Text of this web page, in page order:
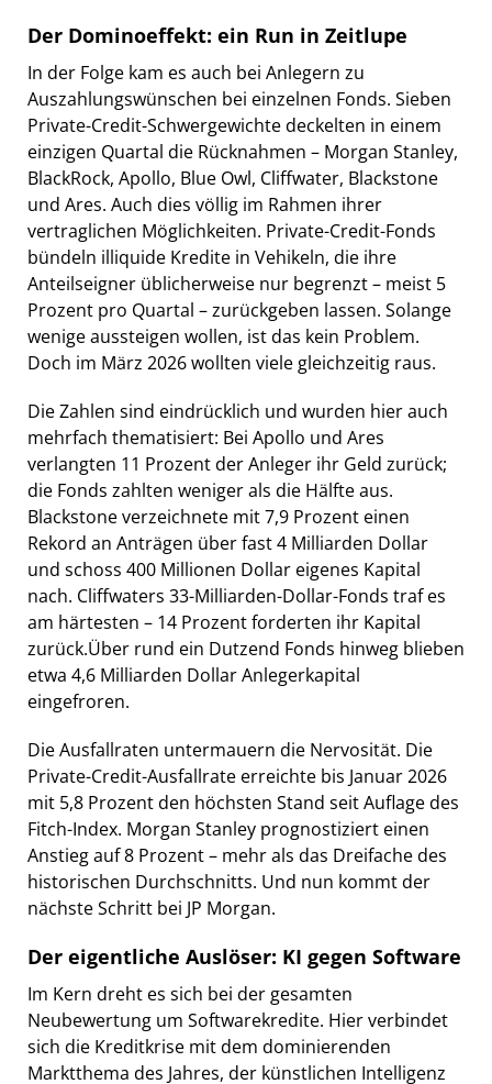
Der Dominoeffekt: ein Run in Zeitlupe
In der Folge kam es auch bei Anlegern zu
Auszahlungswünschen bei einzelnen Fonds. Sieben
Private-Credit-Schwergewichte deckelten in einem
einzigen Quartal die Rücknahmen – Morgan Stanley,
BlackRock, Apollo, Blue Owl, Cliffwater, Blackstone
und Ares. Auch dies völlig im Rahmen ihrer
vertraglichen Möglichkeiten. Private-Credit-Fonds
bündeln illiquide Kredite in Vehikeln, die ihre
Anteilseigner üblicherweise nur begrenzt – meist 5
Prozent pro Quartal – zurückgeben lassen. Solange
wenige aussteigen wollen, ist das kein Problem.
Doch im März 2026 wollten viele gleichzeitig raus.
Die Zahlen sind eindrücklich und wurden hier auch
mehrfach thematisiert: Bei Apollo und Ares
verlangten 11 Prozent der Anleger ihr Geld zurück;
die Fonds zahlten weniger als die Hälfte aus.
Blackstone verzeichnete mit 7,9 Prozent einen
Rekord an Anträgen über fast 4 Milliarden Dollar
und schoss 400 Millionen Dollar eigenes Kapital
nach. Cliffwaters 33-Milliarden-Dollar-Fonds traf es
am härtesten – 14 Prozent forderten ihr Kapital
zurück.Über rund ein Dutzend Fonds hinweg blieben
etwa 4,6 Milliarden Dollar Anlegerkapital
eingefroren.
Die Ausfallraten untermauern die Nervosität. Die
Private-Credit-Ausfallrate erreichte bis Januar 2026
mit 5,8 Prozent den höchsten Stand seit Auflage des
Fitch-Index. Morgan Stanley prognostiziert einen
Anstieg auf 8 Prozent – mehr als das Dreifache des
historischen Durchschnitts. Und nun kommt der
nächste Schritt bei JP Morgan.
Der eigentliche Auslöser: KI gegen Software
Im Kern dreht es sich bei der gesamten
Neubewertung um Softwarekredite. Hier verbindet
sich die Kreditkrise mit dem dominierenden
Marktthema des Jahres, der künstlichen Intelligenz